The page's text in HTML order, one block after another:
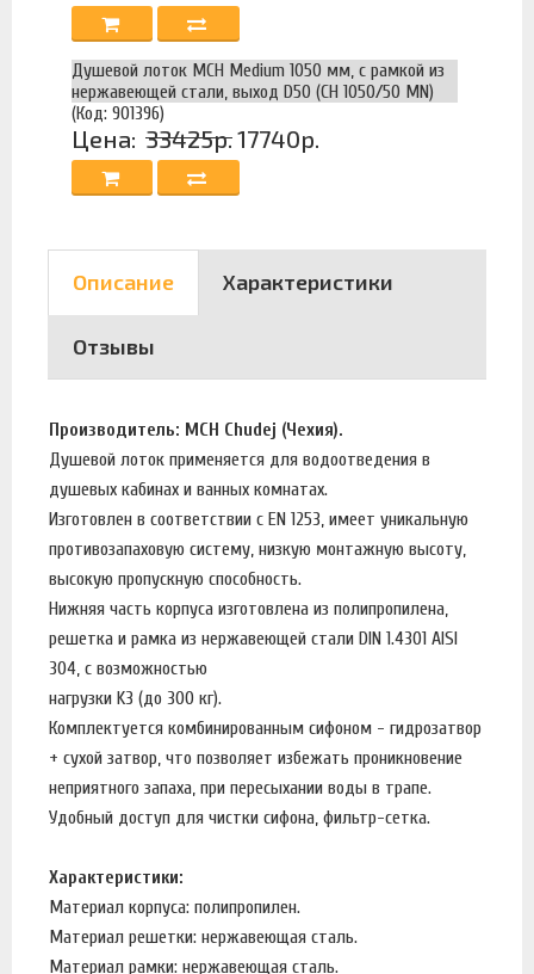
Душевой лоток MCH Medium 1050 мм, с рамкой из
нержавеющей стали, выход D50 (CH 1050/50 MN)
(Код: 901396)
Цена: 33425р.17740р.
Описание Характеристики
Отзывы
Производитель: MCH Chudej (Чехия).
Душевой лоток применяется для водоотведения в
душевых кабинах и ванных комнатах.
Изготовлен в соответствии с EN 1253, имеет уникальную
противозапаховую систему, низкую монтажную высоту,
высокую пропускную способность.
Нижняя часть корпуса изготовлена из полипропилена,
решетка и рамка из нержавеющей стали DIN 1.4301 AISI
304, с возможностью
нагрузки K3 (до 300 кг).
Комплектуется комбинированным сифоном - гидрозатвор
+ сухой затвор, что позволяет избежать проникновение
неприятного запаха, при пересыхании воды в трапе.
Удобный доступ для чистки сифона, фильтр-сетка.
Характеристики:
Материал корпуса: полипропилен.
Материал решетки: нержавеющая сталь.
Материал рамки: нержавеющая сталь.